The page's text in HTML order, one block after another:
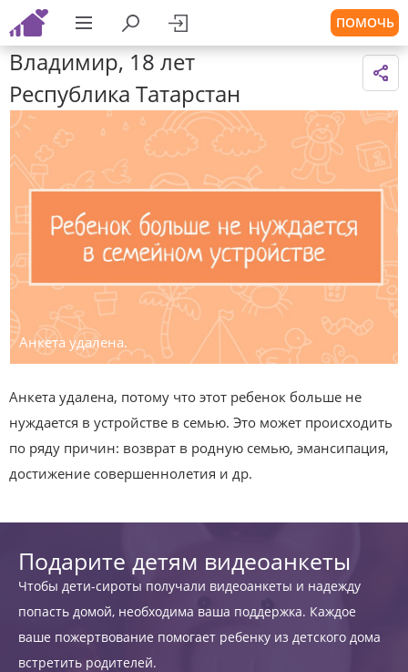
ПОМОЧЬ
Владимир, 18 лет
Республика Татарстан
Анкета удалена.
Анкета удалена, потому что этот ребенок больше не
нуждается в устройстве в семью. Это может происходить
по ряду причин: возврат в родную семью, эмансипация,
достижение совершеннолетия и др.
Подарите детям видеоанкеты
Чтобы дети-сироты получали видеоанкеты и надежду
попасть домой, необходима ваша поддержка. Каждое
ваше пожертвование помогает ребенку из детского дома
встретить родителей.